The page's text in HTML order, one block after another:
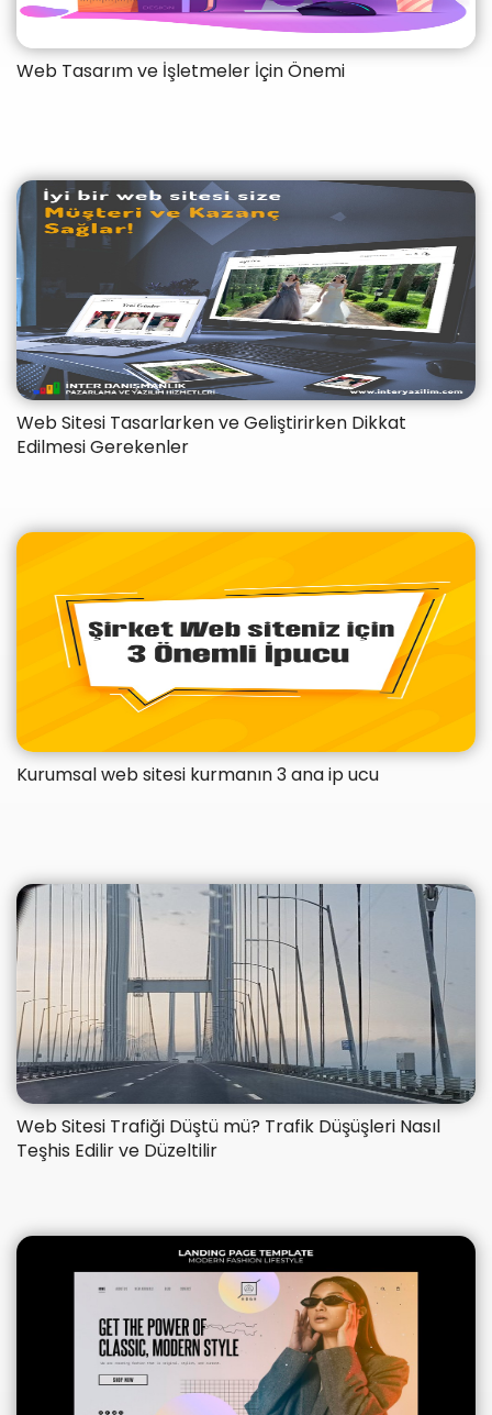
Web Tasarım ve İşletmeler İçin Önemi
Web Sitesi Tasarlarken ve Geliştirirken Dikkat
Edilmesi Gerekenler
Kurumsal web sitesi kurmanın 3 ana ip ucu
​Web Sitesi Trafiği Düştü mü? Trafik Düşüşleri Nasıl
Teşhis Edilir ve Düzeltilir